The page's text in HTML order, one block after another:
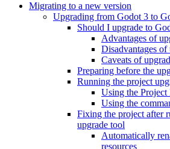
Migrating to a new version
Upgrading from Godot 3 to
Should I upgrade to
Advantages of
Disadvantages of
Caveats of
Preparing before the
Running the project
Using the Project
Using the
Fixing the project after
upgrade tool
Automatically
resources